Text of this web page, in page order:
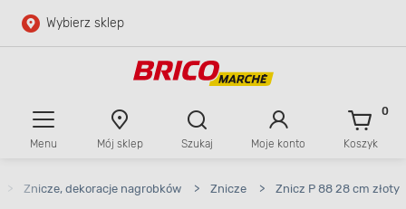
Przejdź do głównej zawartości
Wybierz sklep
Menu Mój sklep Szukaj Moje konto Koszyk
0
> Znicze, dekoracje nagrobków > Znicze > Znicz P 88 28 cm złoty